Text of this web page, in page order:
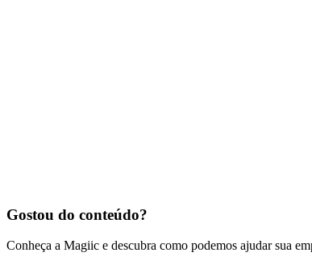
Gostou do conteúdo?
Conheça a Magiic e descubra como podemos ajudar sua